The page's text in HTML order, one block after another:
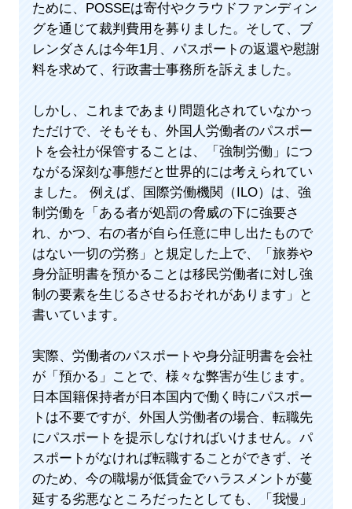
ために、POSSEは寄付やクラウドファンディン
グを通じて裁判費用を募りました。そして、ブ
レンダさんは今年1月、パスポートの返還や慰謝
料を求めて、行政書士事務所を訴えました。
しかし、これまであまり問題化されていなかっ
ただけで、そもそも、外国人労働者のパスポー
トを会社が保管することは、「強制労働」につ
ながる深刻な事態だと世界的には考えられてい
ました。 例えば、国際労働機関（ILO）は、強
制労働を「ある者が処罰の脅威の下に強要さ
れ、かつ、右の者が自ら任意に申し出たもので
はない一切の労務」と規定した上で、「旅券や
身分証明書を預かることは移民労働者に対し強
制の要素を生じるさせるおそれがあります」と
書いています。
実際、労働者のパスポートや身分証明書を会社
が「預かる」ことで、様々な弊害が生じます。
日本国籍保持者が日本国内で働く時にパスポー
トは不要ですが、外国人労働者の場合、転職先
にパスポートを提示しなければいけません。パ
スポートがなければ転職することができず、そ
のため、今の職場が低賃金でハラスメントが蔓
延する劣悪なところだったとしても、「我慢」